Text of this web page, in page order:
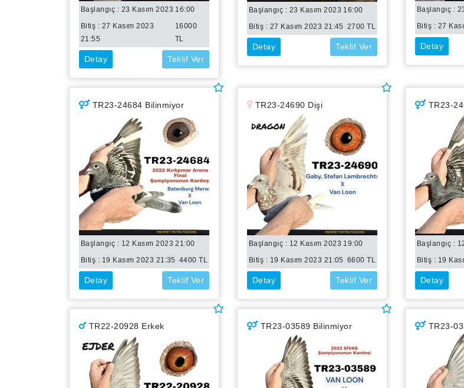
Başlangıç : 23 Kasım 2023 16:00
Bitiş : 27 Kasım 2023
21:55
16000
TL
Detay Teklif Ver
Başlangıç : 23 Kasım 2023 16:00
Bitiş : 27 Kasım 2023 21:45 2700TL
Detay Teklif Ver
Başlangıç :
Bitiş : 27
Detay
TR23-24684 Bilinmiyor
Başlangıç : 12 Kasım 2023 21:00
Bitiş : 19 Kasım 2023 21:35 4400TL
Detay Teklif Ver
TR23-24690 Dişi
Başlangıç : 12 Kasım 2023 19:00
Bitiş : 19 Kasım 2023 21:05 6600TL
Detay Teklif Ver
TR23-
Başlangıç :
Bitiş : 19
Detay
TR22-20928 Erkek TR23-03589 Bilinmiyor TR23-